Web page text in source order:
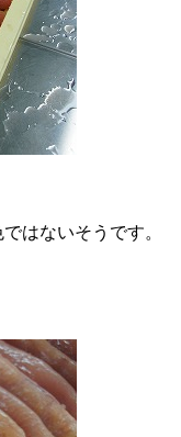
はないそうです。